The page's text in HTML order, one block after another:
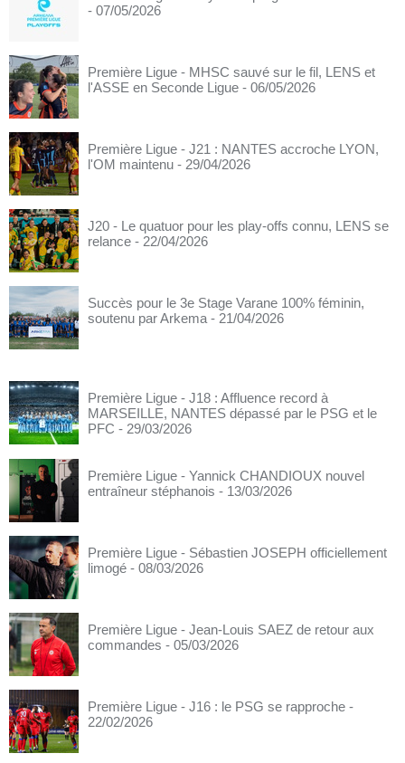
- 07/05/2026
Première Ligue - MHSC sauvé sur le fil, LENS et
l'ASSE en Seconde Ligue - 06/05/2026
Première Ligue - J21 : NANTES accroche LYON,
l'OM maintenu - 29/04/2026
J20 - Le quatuor pour les play-offs connu, LENS se
relance - 22/04/2026
Succès pour le 3e Stage Varane 100% féminin,
soutenu par Arkema - 21/04/2026
Première Ligue - J18 : Affluence record à
MARSEILLE, NANTES dépassé par le PSG et le
PFC - 29/03/2026
Première Ligue - Yannick CHANDIOUX nouvel
entraîneur stéphanois - 13/03/2026
Première Ligue - Sébastien JOSEPH officiellement
limogé - 08/03/2026
Première Ligue - Jean-Louis SAEZ de retour aux
commandes - 05/03/2026
Première Ligue - J16 : le PSG se rapproche -
22/02/2026